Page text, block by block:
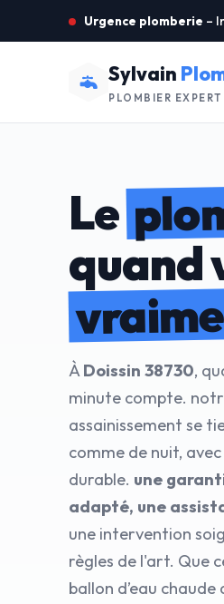
Urgence plomberie –
Sylvain
PLOMBIER EXPERT
Le
quand
ÀDoissin 38730,
minute compte.
assainissement se
comme de nuit,
durable. une
adapté, une
une intervention
règles de l'art. Que
ballon d’eau